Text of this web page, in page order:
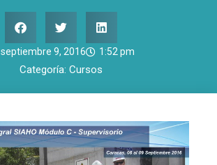
septiembre 9, 2016 1:52 pm
Categoría: Cursos